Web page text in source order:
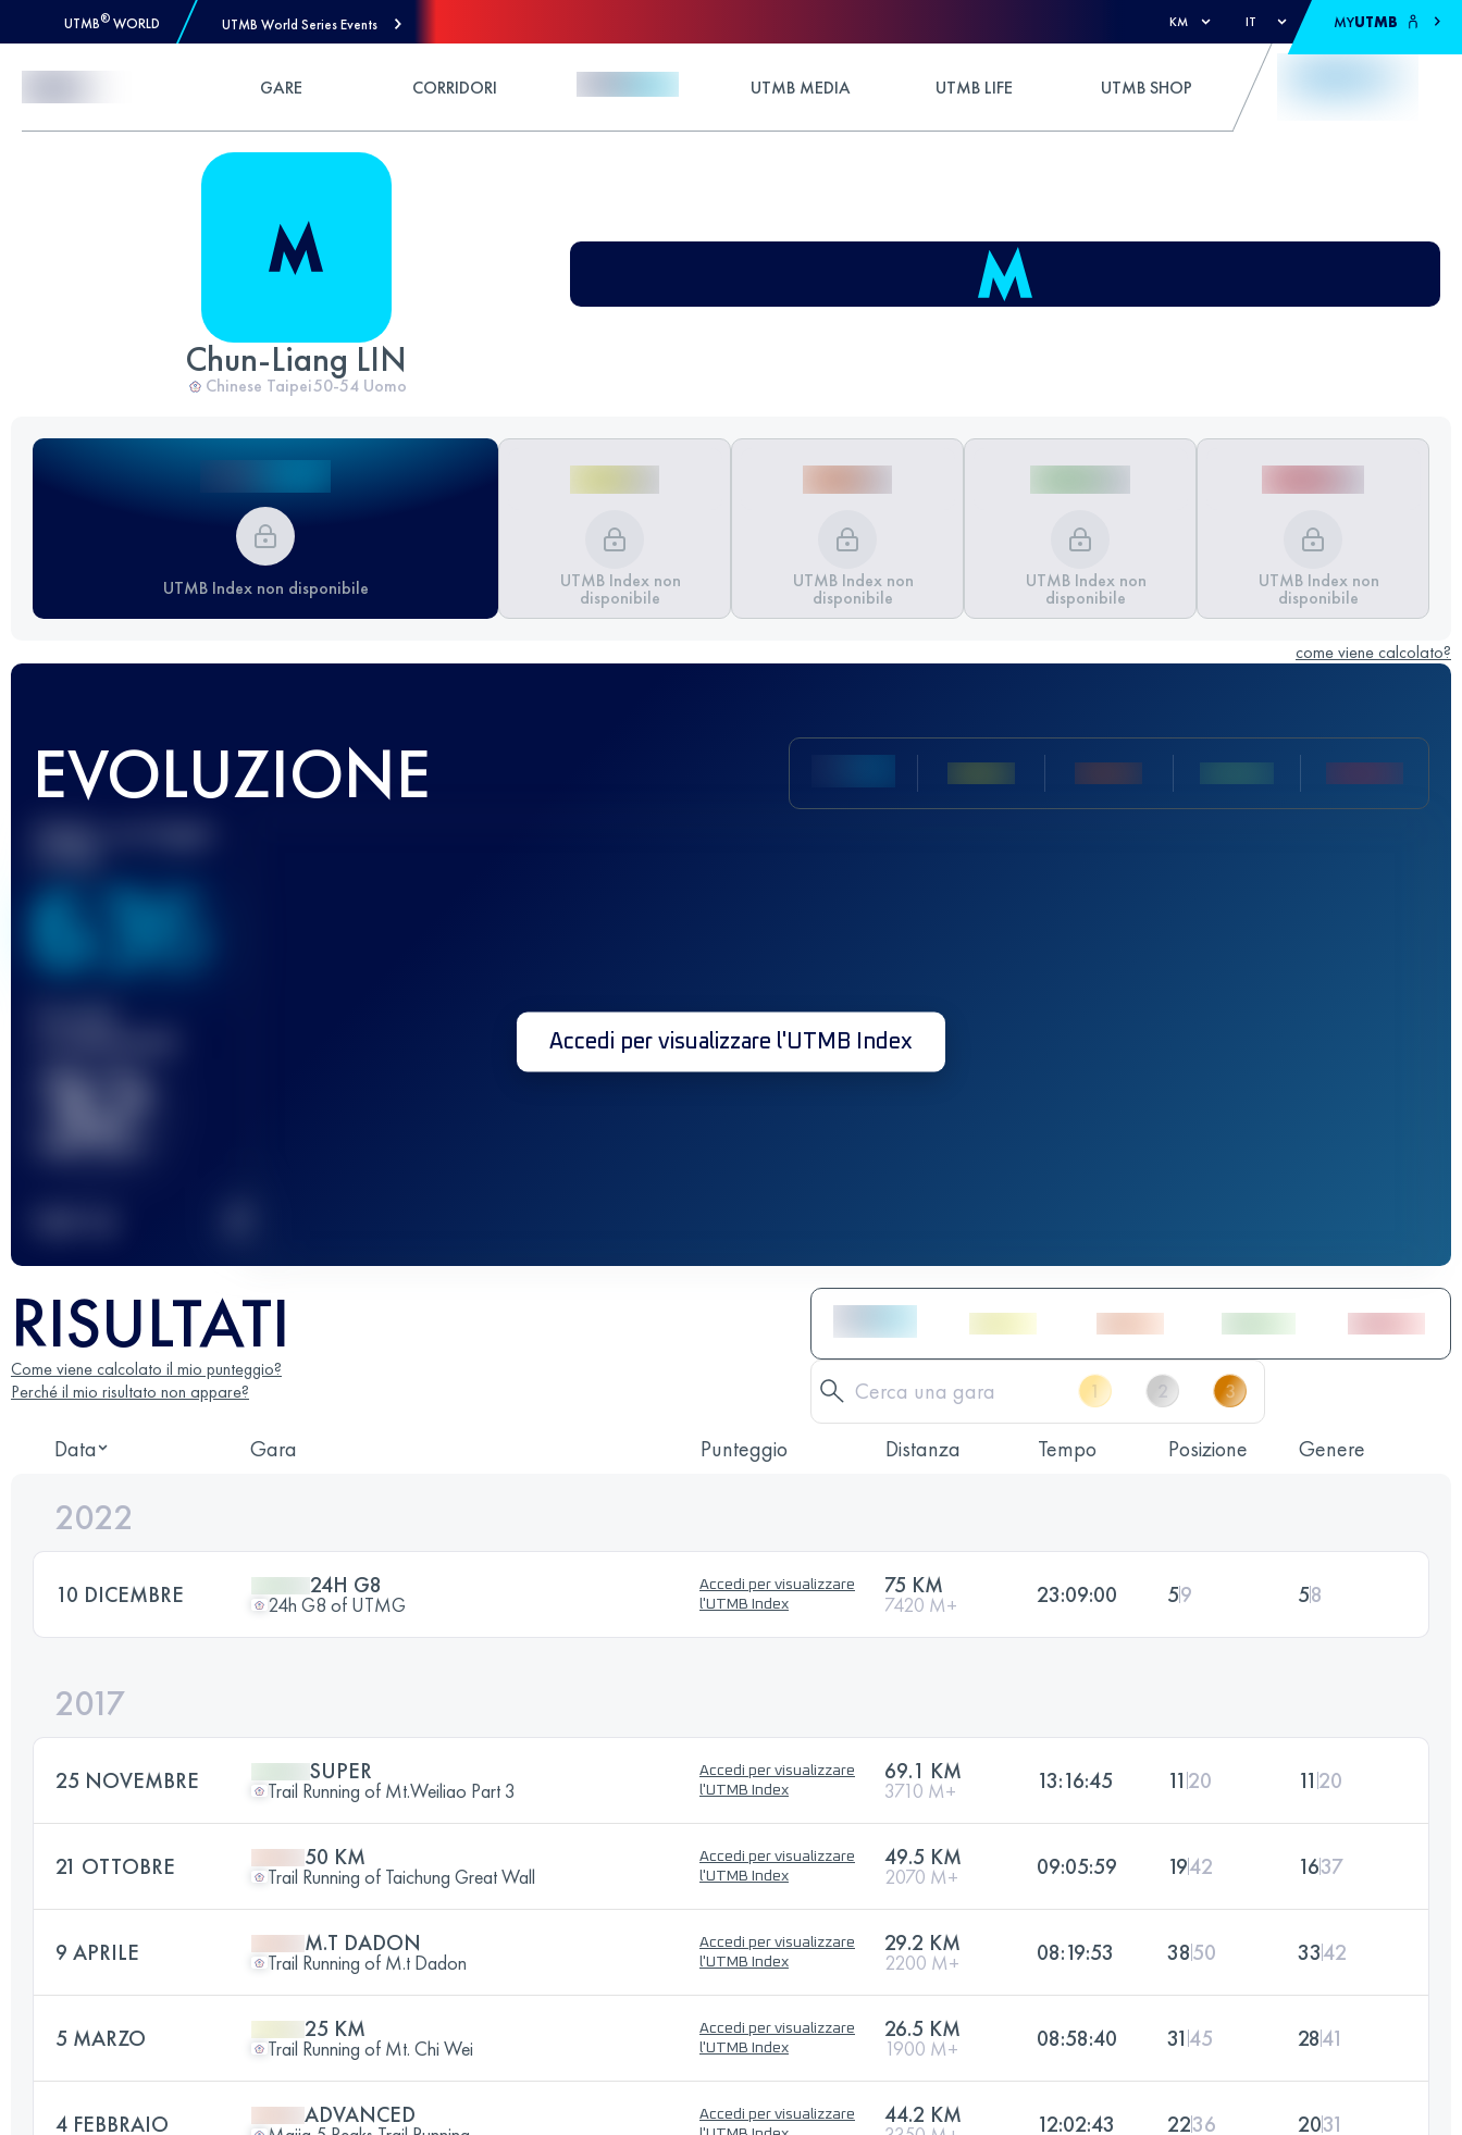
UTMB® WORLD UTMB World Series Events KM IT MYUTMB
GARE CORRIDORI UTMB MEDIA UTMB LIFE UTMB SHOP
Chun-Liang LIN
Chinese Taipei50-54 Uomo
UTMB Index non disponibile UTMB Index non
disponibile
UTMB Index non
disponibile
UTMB Index non
disponibile
UTMB Index non
disponibile
come viene calcolato?
EVOLUZIONE
Miglior punteggio
636
Gara(e)
32
Accedi per visualizzare l'UTMB Index
RISULTATI
Come viene calcolato il mio punteggio?
Perché il mio risultato non appare?
Data Gara Punteggio Distanza Tempo Posizione Genere
2022
10 DICEMBRE 24H G8
24h G8 of UTMG
Accedi per visualizzare
l'UTMB Index
75 KM
7420 M+ 23:09:00 59 58
2017
25 NOVEMBRE SUPER
Trail Running of Mt.Weiliao Part 3
Accedi per visualizzare
l'UTMB Index
69.1 KM
3710 M+ 13:16:45 11 20 11 20
21 OTTOBRE 50 KM
Trail Running of Taichung Great Wall
Accedi per visualizzare
l'UTMB Index
49.5 KM
2070 M+ 09:05:59 1942 1637
9 APRILE M.T DADON
Trail Running of M.t Dadon
Accedi per visualizzare
l'UTMB Index
29.2 KM
2200 M+ 08:19:53 3850 3342
5 MARZO 25 KM
Trail Running of Mt. Chi Wei
Accedi per visualizzare
l'UTMB Index
26.5 KM
1900 M+ 08:58:40 31 45 2841
4 FEBBRAIO ADVANCED
Accedi per visualizzare
44.2 KM 12:02:43 2236 2031